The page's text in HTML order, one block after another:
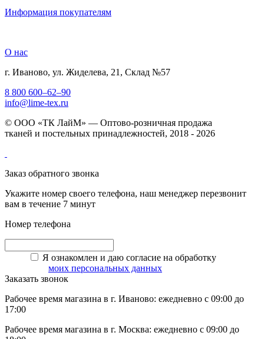
Информация покупателям
О нас
г. Иваново, ул. Жиделева, 21, Склад №57
8 800 600–62–90
info@lime-tex.ru
© ООО «ТК ЛайМ» — Оптово-розничная продажа
тканей и постельных принадлежностей, 2018 - 2026
Заказ обратного звонка
Укажите номер своего телефона, наш менеджер перезвонит
вам в течение 7 минут
Номер телефона
Я ознакомлен и даю согласие на обработку
моих персональных данных
Заказать звонок
Рабочее время магазина в г. Иваново: ежедневно с 09:00 до
17:00
Рабочее время магазина в г. Москва: ежедневно с 09:00 до